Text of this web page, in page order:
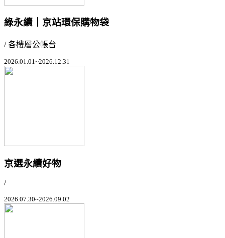
綠永續｜京站環保購物袋
/ 各樓層公帳台
2026.01.01~2026.12.31
京選永續好物
/
2026.07.30~2026.09.02